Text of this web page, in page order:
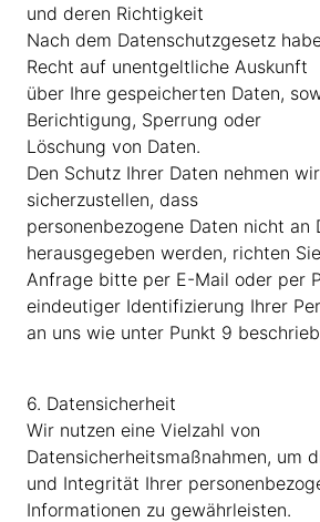
und deren Richtigkeit
Nach dem Datenschutzgesetz
Recht auf unentgeltliche Auskunft
über Ihre gespeicherten Daten,
Berichtigung, Sperrung oder
Löschung von Daten.
Den Schutz Ihrer Daten nehmen
sicherzustellen, dass
personenbezogene Daten nicht an
herausgegeben werden, richten
Anfrage bitte per E-Mail oder per
eindeutiger Identifizierung Ihrer
an uns wie unter Punkt 9
6. Datensicherheit
Wir nutzen eine Vielzahl von
Datensicherheitsmaßnahmen, um
und Integrität Ihrer
Informationen zu gewährleisten.